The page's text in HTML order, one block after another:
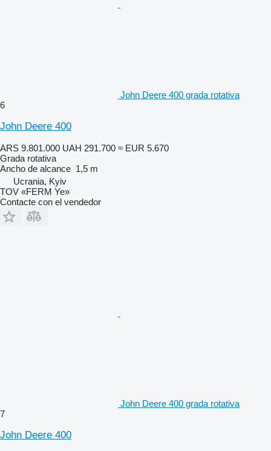
John Deere 400 grada rotativa
6
John Deere 400
ARS 9.801.000 UAH 291.700 ≈ EUR 5.670
Grada rotativa
Ancho de alcance 1,5 m
Ucrania, Kyiv
TOV «FERM Ye»
Contacte con el vendedor
John Deere 400 grada rotativa
7
John Deere 400